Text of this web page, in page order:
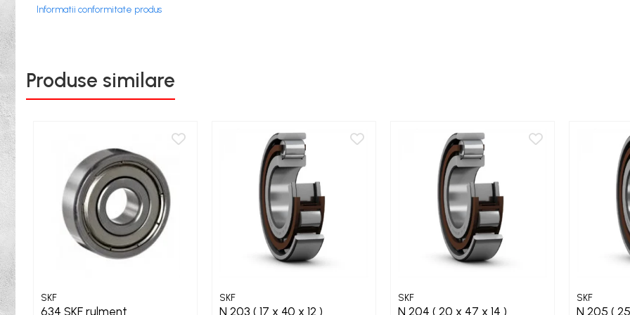
Bureti
Capete De Slefuit
Perii
Pietre
Aditivi
Burghie
Burghie Beton
Burghie Coada Conica
Burghie Coada Redusa
Burghie Cobalt
Burghie In Trepte
Burghie Lemn
Informatii conformitate produs
Produse similare
SKF
634 SKF rulment
SKF
N 203 ( 17 x 40 x 12 )
SKF
N 204 ( 20 x 47 x 14 )
SKF
N